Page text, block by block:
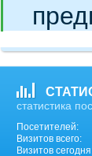
статистика
Посетителей:
Визитов всего:
Визитов